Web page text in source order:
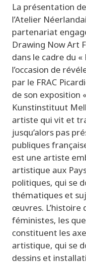
La présentation
l’Atelier
partenariat
Drawing Now Art
dans le cadre du
l’occasion de
par le FRAC
de son exposition
Kunstinstituut
artiste qui vit et
jusqu’alors pas
publiques
est une artiste
artistique aux
politiques, qui se
thématiques et
œuvres.
féministes, les
constituent les
artistique, qui se
dessins et